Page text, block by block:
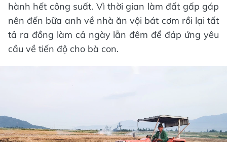
hành hết công suất. Vì thời gian làm đất gấp gáp
nên đến bữa anh về nhà ăn vội bát cơm rồi lại tất
tả ra đồng làm cả ngày lẫn đêm để đáp ứng yêu
cầu về tiến độ cho bà con.